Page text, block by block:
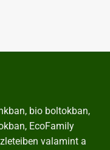
bio boltokban,
EcoFamily
valamint a